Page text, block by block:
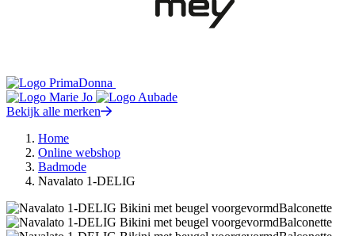
Bekijk alle merken
Home
Online webshop
Badmode
Navalato 1-DELIG